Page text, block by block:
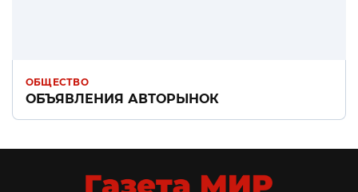
ОБЩЕСТВО
ОБЪЯВЛЕНИЯ АВТОРЫНОК